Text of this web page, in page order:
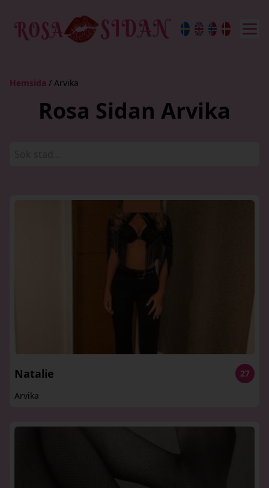
Hemsida / Arvika
Rosa Sidan Arvika
Natalie
27
Arvika